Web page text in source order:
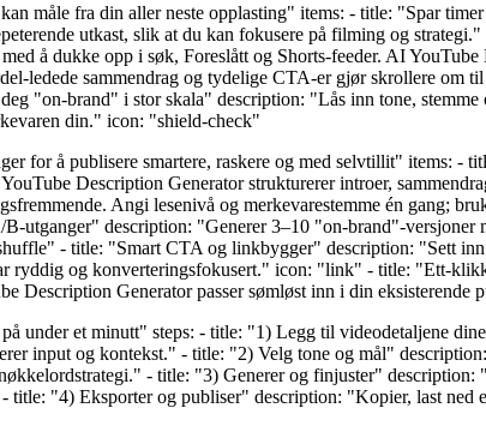
måle fra din aller neste opplasting" items: - title: "Spar
utkast, slik at du kan fokusere på filming og
å dukke opp i søk, Foreslått og Shorts-feeder. AI
sammendrag og tydelige CTA-er gjør skrollere om
"on-brand" i stor skala" description: "Lås inn tone, stemme
din." icon: "shield-check"
for å publisere smartere, raskere og med selvtillit" items: -
Description Generator strukturerer introer,
Angi lesenivå og merkevarestemme én gang;
utganger" description: "Generer 3–10 "on-brand"-
- title: "Smart CTA og linkbygger" description: "Sett
ryddig og konverteringsfokusert." icon: "link" - title: "Ett-
Generator passer sømløst inn i din eksisterende
under et minutt" steps: - title: "1) Legg til videodetaljene
input og kontekst." - title: "2) Velg tone og mål"
- title: "3) Generer og finjuster"
"4) Eksporter og publiser" description: "Kopier, last